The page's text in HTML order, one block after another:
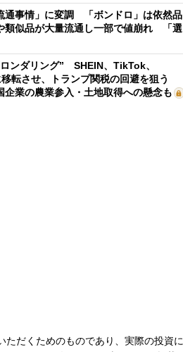
通事情」に変調 「ボンドロ」は依然品
類似品が大量流通し一部で値崩れ 「選
ンダリング” SHEIN、TikTok、
転させ、トランプ関税の回避を狙う
企業の農業参入・土地取得への懸念も
だくためのものであり、実際の投資に